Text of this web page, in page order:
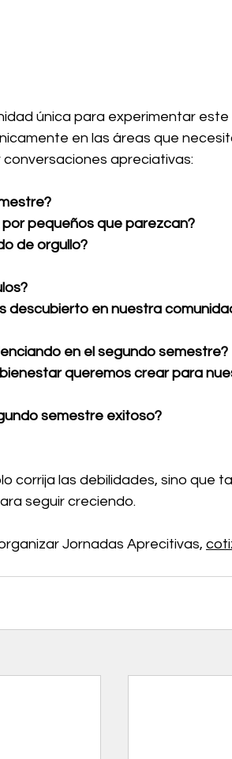
única para experimentar este
en las áreas que
apreciativas:
pequeños que parezcan?
de orgullo?
descubierto en nuestra
en el segundo semestre?
queremos crear para
semestre exitoso?
corrija las debilidades, sino que
seguir creciendo.
Jornadas Aprecitivas,